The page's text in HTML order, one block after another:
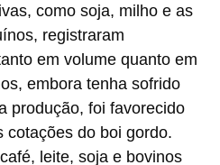
como soja, milho e as
registraram
em volume quanto em
embora tenha sofrido
produção, foi favorecido
cotações do boi gordo.
leite, soja e bovinos